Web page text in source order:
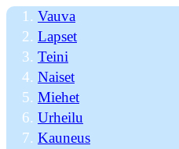
Vauva
Lapset
Teini
Naiset
Miehet
Urheilu
Kauneus